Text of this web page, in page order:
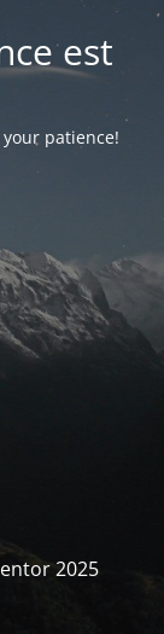
est
patience!
2025